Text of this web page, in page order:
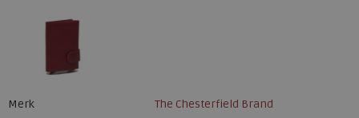
Merk
The Chesterfield Brand